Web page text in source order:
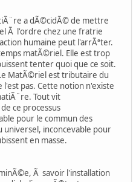
a dÃ©cidÃ© de mettre
Ã l'ordre chez une fratrie
humaine peut l'arrÃªter.
matÃ©riel. Elle est trop
tenter quoi que ce soit.
MatÃ©riel est tributaire du
pas. Cette notion n'existe
Tout vit
ce processus
pour le commun des
universel, inconcevable pour
en masse.
Ã savoir l'installation